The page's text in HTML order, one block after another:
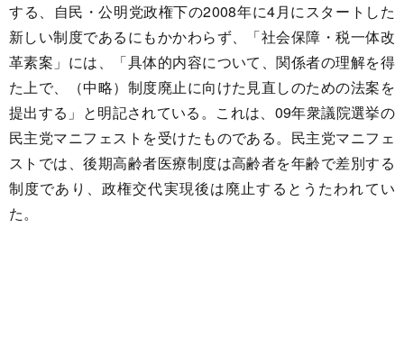
する、自民・公明党政権下の2008年に4月にスタートした
新しい制度であるにもかかわらず、「社会保障・税一体改
革素案」には、「具体的内容について、関係者の理解を得
た上で、（中略）制度廃止に向けた見直しのための法案を
提出する」と明記されている。これは、09年衆議院選挙の
民主党マニフェストを受けたものである。民主党マニフェ
ストでは、後期高齢者医療制度は高齢者を年齢で差別する
制度であり、政権交代実現後は廃止するとうたわれてい
た。